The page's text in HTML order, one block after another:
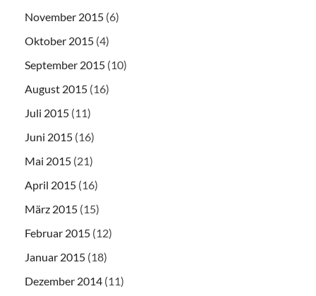
November 2015 (6)
Oktober 2015 (4)
September 2015 (10)
August 2015 (16)
Juli 2015 (11)
Juni 2015 (16)
Mai 2015 (21)
April 2015 (16)
März 2015 (15)
Februar 2015 (12)
Januar 2015 (18)
Dezember 2014 (11)